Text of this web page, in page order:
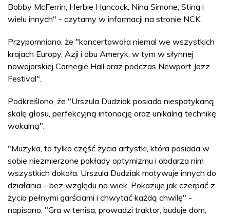
Bobby McFerrin, Herbie Hancock, Nina Simone, Sting i
wielu innych" - czytamy w informacji na stronie NCK.
Przypomniano, że "koncertowała niemal we wszystkich
krajach Europy, Azji i obu Ameryk, w tym w słynnej
nowojorskiej Carnegie Hall oraz podczas Newport Jazz
Festival".
Podkreślono, że "Urszula Dudziak posiada niespotykaną
skalę głosu, perfekcyjną intonację oraz unikalną technikę
wokalną".
"Muzyka, to tylko część życia artystki, która posiada w
sobie niezmierzone pokłady optymizmu i obdarza nim
wszystkich dokoła. Urszula Dudziak motywuje innych do
działania – bez względu na wiek. Pokazuje jak czerpać z
życia pełnymi garściami i chwytać każdą chwilę" -
napisano. "Gra w tenisa, prowadzi traktor, buduje dom,